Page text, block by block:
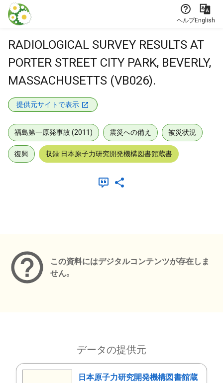
本文に飛ぶ
ヘルプEnglish
RADIOLOGICAL SURVEY RESULTS AT
PORTER STREET CITY PARK, BEVERLY,
MASSACHUSETTS (VB026).
提供元サイトで表示
福島第一原発事故 (2011) 震災への備え 被災状況
復興 収録:日本原子力研究開発機構図書館蔵書
この資料にはデジタルコンテンツが存在しま
せん。
データの提供元
日本原子力研究開発機構図書館蔵